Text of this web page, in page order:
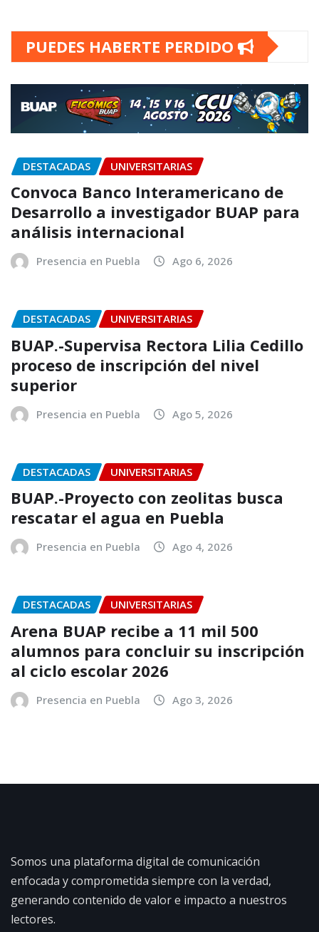
PUEDES HABERTE PERDIDO
DESTACADAS UNIVERSITARIAS
Convoca Banco Interamericano de
Desarrollo a investigador BUAP para
análisis internacional
Presencia en Puebla Ago 6, 2026
DESTACADAS UNIVERSITARIAS
BUAP.-Supervisa Rectora Lilia Cedillo
proceso de inscripción del nivel
superior
Presencia en Puebla Ago 5, 2026
DESTACADAS UNIVERSITARIAS
BUAP.-Proyecto con zeolitas busca
rescatar el agua en Puebla
Presencia en Puebla Ago 4, 2026
DESTACADAS UNIVERSITARIAS
Arena BUAP recibe a 11 mil 500
alumnos para concluir su inscripción
al ciclo escolar 2026
Presencia en Puebla Ago 3, 2026
Somos una plataforma digital de comunicación
enfocada y comprometida siempre con la verdad,
generando contenido de valor e impacto a nuestros
lectores.